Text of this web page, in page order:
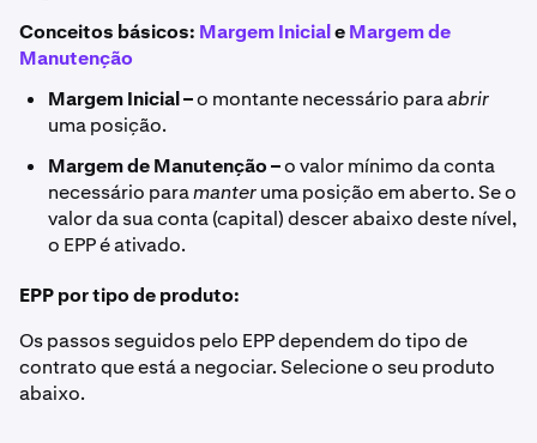
Conceitos básicos: Margem InicialeMargem de
Manutenção
Margem Inicial –o montante necessário paraabrir
uma posição.
Margem de Manutenção –o valor mínimo da conta
necessário paramanteruma posição em aberto. Se o
valor da sua conta (capital) descer abaixo deste nível,
o EPP é ativado.
EPP por tipo de produto:
Os passos seguidos pelo EPP dependem do tipo de
contrato que está a negociar. Selecione o seu produto
abaixo.